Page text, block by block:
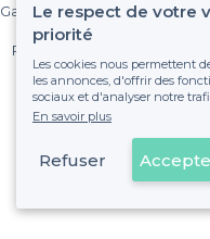
Gagnez de nombreux clients
Pas de commissions et
fixe sans risque
Référencer
Le respect de votre
priorité
Les cookies nous permettent
les annonces, d'offrir des
sociaux et d'analyser notre
En savoir plus
Refuser